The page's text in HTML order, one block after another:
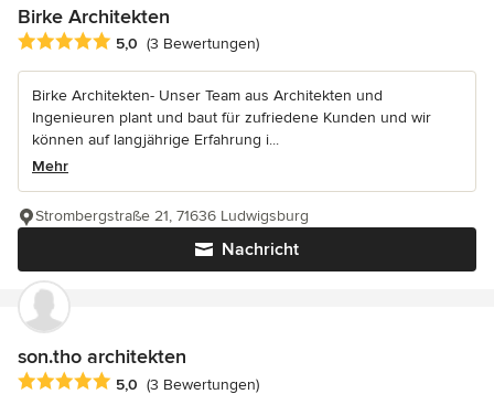
Birke Architekten
Durchschnittliche Bewertung: 5 von 5 Sternen
5,0 (3 Bewertungen)
Birke Architekten- Unser Team aus Architekten und
Ingenieuren plant und baut für zufriedene Kunden und wir
können auf langjährige Erfahrung i...
Mehr
Nachricht
Strombergstraße 21, 71636 Ludwigsburg
son.tho architekten
Durchschnittliche Bewertung: 5 von 5 Sternen
5,0 (3 Bewertungen)